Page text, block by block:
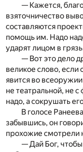
— Кажется,
взяточничество
составляются
помощь им. Надо
ударят лицом в
— Вот это дело
великое слово, если
явится во
не театральной, не
надо, а сокрушать
В голосе
забывшись, он
прохожие смотрели
— Дай Бог, чтобы